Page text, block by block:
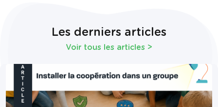
Les derniers articles
Voir tous les articles >